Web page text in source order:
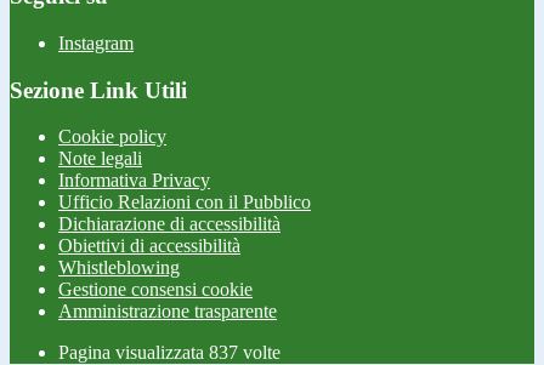
Instagram
Sezione Link Utili
Cookie policy
Note legali
Informativa Privacy
Ufficio Relazioni con il Pubblico
Dichiarazione di accessibilità
Obiettivi di accessibilità
Whistleblowing
Gestione consensi cookie
Amministrazione trasparente
Pagina visualizzata 837 volte